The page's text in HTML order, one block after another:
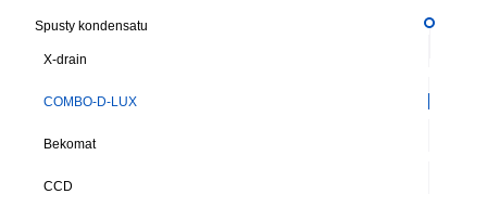
Spusty kondensatu
X-drain
COMBO-D-LUX
Bekomat
CCD